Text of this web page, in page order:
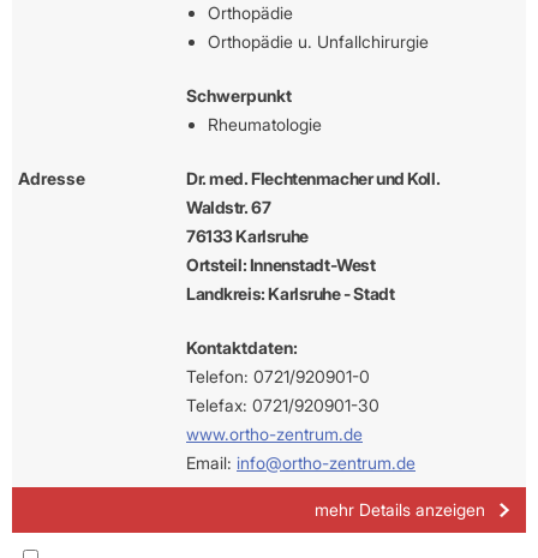
Orthopädie
Orthopädie u. Unfallchirurgie
Schwerpunkt
Rheumatologie
Adresse
Dr. med. Flechtenmacher und Koll.
Waldstr. 67
76133 Karlsruhe
Ortsteil: Innenstadt-West
Landkreis: Karlsruhe - Stadt
Kontaktdaten:
Telefon: 0721/920901-0
Telefax: 0721/920901-30
www.ortho-zentrum.de
Email: info@ortho-zentrum.de
mehr Details anzeigen